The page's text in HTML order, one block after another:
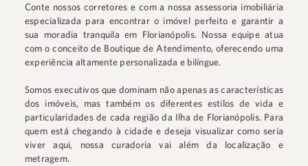
Conte nossos corretores e com a nossa assessoria imobiliária
especializada para encontrar o imóvel perfeito e garantir a
sua moradia tranquila em Florianópolis. Nossa equipe atua
com o conceito de Boutique de Atendimento, oferecendo uma
experiência altamente personalizada e bilíngue.
Somos executivos que dominam não apenas as características
dos imóveis, mas também os diferentes estilos de vida e
particularidades de cada região da Ilha de Florianópolis. Para
quem está chegando à cidade e deseja visualizar como seria
viver aqui, nossa curadoria vai além da localização e
metragem.